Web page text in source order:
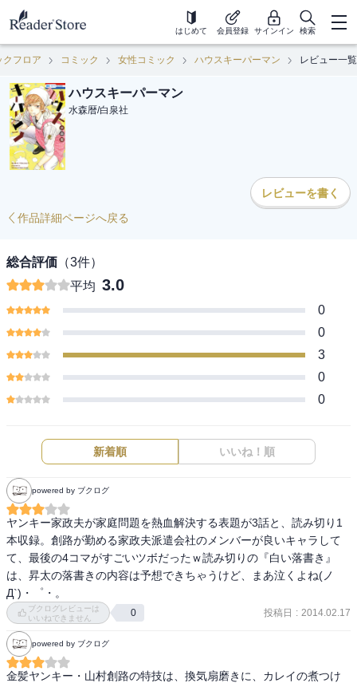
はじめて 会員登録 サインイン 検索
クフロア コミック 女性コミック ハウスキーパーマン レビュー一覧
ハウスキーパーマン
水森暦/白泉社
レビューを書く
作品詳細ページへ戻る
総合評価 （3件）
平均 3.0
0
0
3
0
0
新着順 いいね！順
powered by ブクログ
ヤンキー家政夫が家庭問題を熱血解決する表題が3話と、読み切り1
本収録。創路が勤める家政夫派遣会社のメンバーが良いキャラして
て、最後の4コマがすごいツボだったｗ読み切りの『白い落書き』
は、昇太の落書きの内容は予想できちゃうけど、まあ泣くよね(ノ
Д`)・゜・。
ブクログレビューは
いいねできません
0 投稿日 : 2014.02.17
powered by ブクログ
金髪ヤンキー・山村創路の特技は、換気扇磨きに、カレイの煮つけ